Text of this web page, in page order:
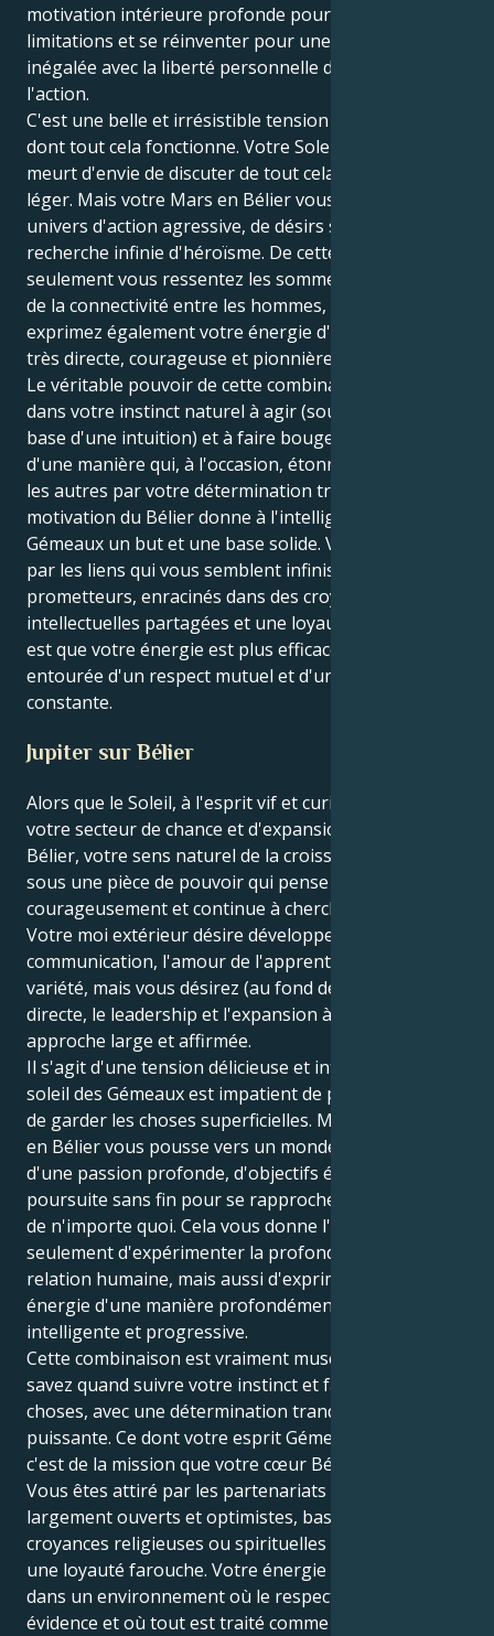
motivation intérieure profonde pour se libérer des
limitations et se réinventer pour une naissance
inégalée avec la liberté personnelle de passer à
l'action.
C'est une belle et irrésistible tension sur la façon
dont tout cela fonctionne. Votre Soleil des Gémeaux
meurt d'envie de discuter de tout cela et de rester
léger. Mais votre Mars en Bélier vous dirige vers un
univers d'action agressive, de désirs solitaires et de
recherche infinie d'héroïsme. De cette façon, non
seulement vous ressentez les sommets intellectuels
de la connectivité entre les hommes, mais vous
exprimez également votre énergie d'une manière
très directe, courageuse et pionnière.
Le véritable pouvoir de cette combinaison réside
dans votre instinct naturel à agir (souvent sur la
base d'une intuition) et à faire bouger les choses
d'une manière qui, à l'occasion, étonne et déconcerte
les autres par votre détermination tranquille. La
motivation du Bélier donne à l'intelligence du
Gémeaux un but et une base solide. Vous êtes attiré
par les liens qui vous semblent infinis et
prometteurs, enracinés dans des croyances
intellectuelles partagées et une loyauté féroce. L'idée
est que votre énergie est plus efficace lorsqu'elle est
entourée d'un respect mutuel et d'une nouveauté
constante.
Jupiter sur Bélier
Alors que le Soleil, à l'esprit vif et curieux, transite
votre secteur de chance et d'expansion de Jupiter en
Bélier, votre sens naturel de la croissance est mûri
sous une pièce de pouvoir qui pense
courageusement et continue à chercher la vérité.
Votre moi extérieur désire développer la
communication, l'amour de l'apprentissage et la
variété, mais vous désirez (au fond de vous) l'action
directe, le leadership et l'expansion à travers une
approche large et affirmée.
Il s'agit d'une tension délicieuse et intrigante. Votre
soleil des Gémeaux est impatient de parler de tout et
de garder les choses superficielles. Mais votre Jupiter
en Bélier vous pousse vers un monde qui rayonne
d'une passion profonde, d'objectifs élevés et d'une
poursuite sans fin pour se rapprocher du point sb1
de n'importe quoi. Cela vous donne l'occasion non
seulement d'expérimenter la profondeur d'une
relation humaine, mais aussi d'exprimer votre
énergie d'une manière profondément flexible,
intelligente et progressive.
Cette combinaison est vraiment musclée, car vous
savez quand suivre votre instinct et faire bouger les
choses, avec une détermination tranquille mais
puissante. Ce dont votre esprit Gémeaux a besoin,
c'est de la mission que votre cœur Bélier lui fournit.
Vous êtes attiré par les partenariats qui semblent
largement ouverts et optimistes, basés sur des
croyances religieuses ou spirituelles mutuelles et sur
une loyauté farouche. Votre énergie est au mieux
dans un environnement où le respect mutuel est une
évidence et où tout est traité comme une découverte.